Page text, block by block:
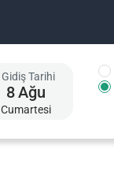
Gidiş Tarihi
8Ağu
Cumartesi